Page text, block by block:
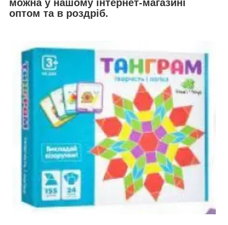
можна у нашому інтернет-магазині
оптом та в роздріб.